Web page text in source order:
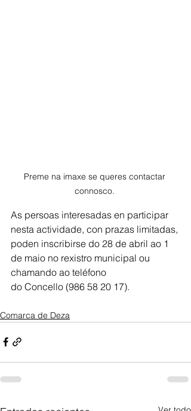
Preme na imaxe se queres contactar
connosco.
As persoas interesadas en participar
nesta actividade, con prazas limitadas,
poden inscribirse do 28 de abril ao 1
de maio no rexistro municipal ou
chamando ao teléfono
do Concello (986 58 20 17).
Comarca de Deza